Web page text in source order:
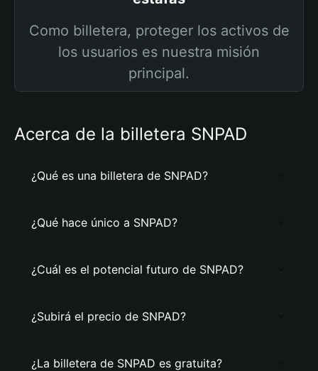
Como billetera, proteger los activos de
los usuarios es nuestra misión
principal.
Acerca de la billetera SNPAD
¿Qué es una billetera de SNPAD?
¿Qué hace único a SNPAD?
¿Cuál es el potencial futuro de SNPAD?
¿Subirá el precio de SNPAD?
¿La billetera de SNPAD es gratuita?